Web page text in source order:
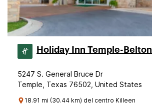
Holiday Inn Temple-Belton
5247 S. General Bruce Dr
Temple, Texas 76502, United States
18.91 mi (30.44 km) del centro Killeen